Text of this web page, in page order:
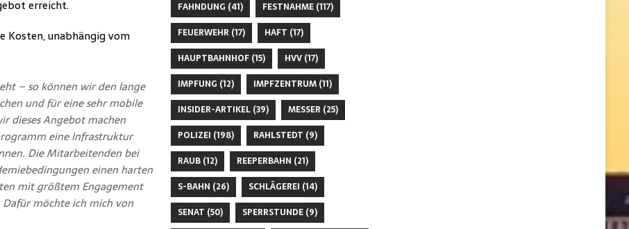
erreicht.
Kosten, unabhängig vom
– so können wir den lange
und für eine sehr mobile
dieses Angebot machen
eine Infrastruktur
Die Mitarbeitenden bei
einen harten
mit größtem Engagement
möchte ich mich von
FAHNDUNG (41) FESTNAHME(117)
FEUERWEHR (17) HAFT (17)
HAUPTBAHNHOF(15) HVV(17)
IMPFUNG (12) IMPFZENTRUM(11)
INSIDER-ARTIKEL(39) MESSER (25)
POLIZEI (198) RAHLSTEDT (9)
RAUB(12) REEPERBAHN (21)
S-BAHN (26) SCHLÄGEREI (14)
SENAT (50) SPERRSTUNDE(9)